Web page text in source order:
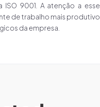
9001. A atenção a esse
de trabalho mais produtivo
da empresa.